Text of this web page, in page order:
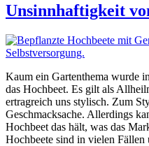
Unsinnhaftigkeit
Kaum ein Gartenthema wurde
das Hochbeet. Es gilt als
ertragreich uns stylisch. Zum
Geschmacksache. Allerdings
Hochbeet das hält, was das
Hochbeete sind in vielen